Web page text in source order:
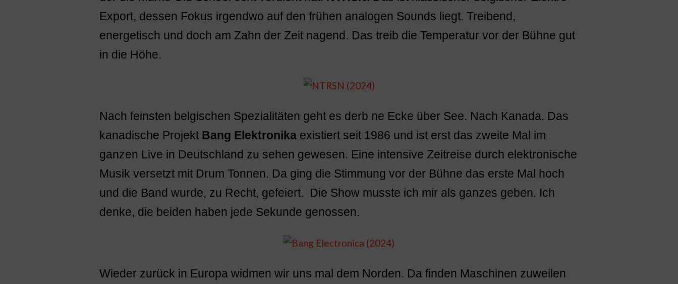
Export, dessen Fokus irgendwo auf den frühen analogen Sounds liegt. Treibend,
energetisch und doch am Zahn der Zeit nagend. Das treib die Temperatur vor der Bühne gut
in die Höhe.
Nach feinsten belgischen Spezialitäten geht es derb ne Ecke über See. Nach Kanada. Das
kanadische Projekt Bang Elektronika existiert seit 1986 und ist erst das zweite Mal im
ganzen Live in Deutschland zu sehen gewesen. Eine intensive Zeitreise durch elektronische
Musik versetzt mit Drum Tonnen. Da ging die Stimmung vor der Bühne das erste Mal hoch
und die Band wurde, zu Recht, gefeiert. Die Show musste ich mir als ganzes geben. Ich
denke, die beiden haben jede Sekunde genossen.
Wieder zurück in Europa widmen wir uns mal dem Norden. Da finden Maschinen zuweilen